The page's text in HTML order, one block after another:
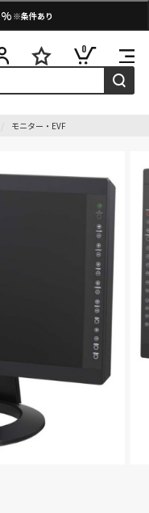
% ※条件あり
0
モニター・EVF